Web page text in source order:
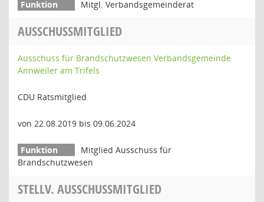
Mitgl. Verbandsgemeinderat
AUSSCHUSSMITGLIED
Ausschuss für Brandschutzwesen Verbandsgemeinde
Annweiler am Trifels
CDU Ratsmitglied
von 22.08.2019 bis 09.06.2024
Mitglied Ausschuss für
Brandschutzwesen
STELLV. AUSSCHUSSMITGLIED